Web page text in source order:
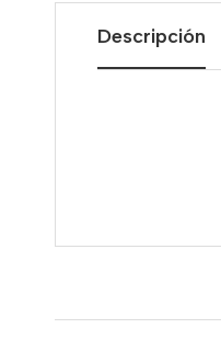
Descripción